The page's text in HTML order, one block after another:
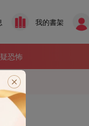
我的書架
恐怖